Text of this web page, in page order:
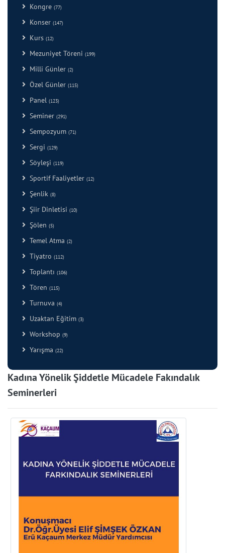
Kongre (77)
Konser (147)
Kurs (12)
Mezuniyet Töreni (199)
Milli Günler (2)
Özel Günler (115)
Panel (123)
Seminer (291)
Sempozyum (71)
Sergi (129)
Söyleşi (119)
Sportif Faaliyetler (12)
Şenlik (8)
Şiir Dinletisi (10)
Şölen (5)
Temel Atma (2)
Tiyatro (112)
Toplantı (106)
Tören (115)
Turnuva (4)
Uzaktan Eğitim (3)
Workshop (9)
Yarışma (22)
Kadına Yönelik Şiddetle Mücadele Fakındalık
Seminerleri